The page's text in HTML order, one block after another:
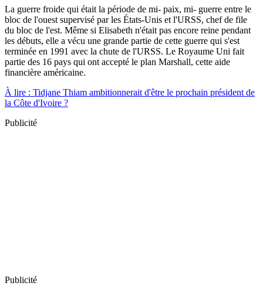
La guerre froide qui était la période de mi- paix, mi- guerre entre le
bloc de l'ouest supervisé par les États-Unis et l'URSS, chef de file
du bloc de l'est. Même si Elisabeth n'était pas encore reine pendant
les débuts, elle a vécu une grande partie de cette guerre qui s'est
terminée en 1991 avec la chute de l'URSS. Le Royaume Uni fait
partie des 16 pays qui ont accepté le plan Marshall, cette aide
financière américaine.
À lire : Tidjane Thiam ambitionnerait d'être le prochain président de
la Côte d'Ivoire ?
Publicité
Publicité